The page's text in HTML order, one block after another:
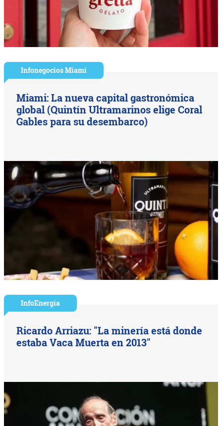
Infonegocios Miami
Miami: La nueva capital gastronómica
global (Quintín Ultramarinos elige Coral
Gables para su desembarco)
InfoEnergía
Ricardo Arriazu: "La minería está donde
estaba Vaca Muerta en 2013"